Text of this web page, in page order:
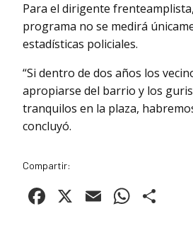
Para el dirigente
programa no se medirá
estadísticas policiales.
“Si dentro de dos años los
apropiarse del barrio y los
tranquilos en la plaza,
concluyó.
Compartir:
Facebook
X Email